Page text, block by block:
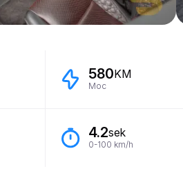
580KM
Moc
4.2sek
0-100 km/h